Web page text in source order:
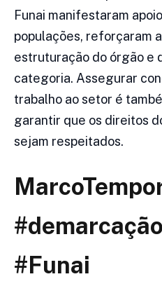
Funai manifestaram
populações, reforçaram
estruturação do órgão e
categoria. Assegurar
trabalho ao setor é
garantir que os direitos
sejam respeitados.
#Funai